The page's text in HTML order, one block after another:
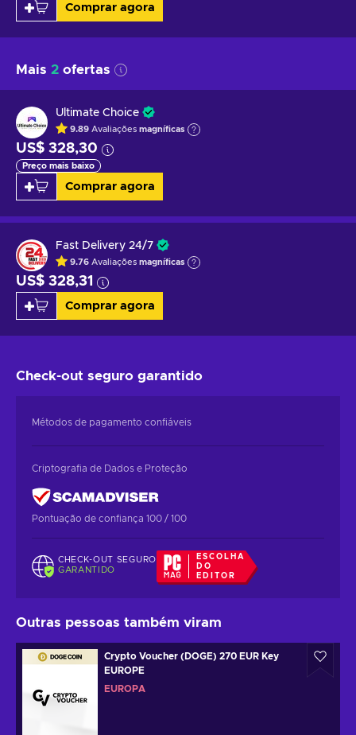
Comprar agora
Mais 2 ofertas
Ultimate Choice
9.89 Avaliações magníficas
US$ 328,30
Preço mais baixo
Comprar agora
Fast Delivery 24/7
9.76 Avaliações magníficas
US$ 328,31
Comprar agora
Check-out seguro garantido
Métodos de pagamento confiáveis
Criptografia de Dados e Proteção
Pontuação de confiança 100 / 100
CHECK-OUT SEGURO
GARANTIDO
ESCOLHA
DO
EDITOR
Outras pessoas também viram
Crypto Voucher (DOGE) 270 EUR Key
EUROPE
EUROPA